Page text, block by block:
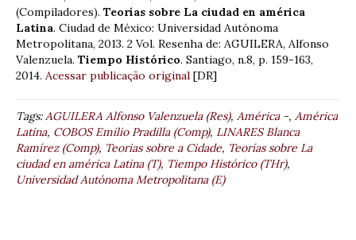
(Compiladores). Teorías sobre La ciudad en américa
Latina. Ciudad de México: Universidad Autónoma
Metropolitana, 2013. 2 Vol. Resenha de: AGUILERA, Alfonso
Valenzuela. Tiempo Histórico. Santiago, n.8, p. 159-163,
2014. Acessar publicação original [DR]
Tags:AGUILERA Alfonso Valenzuela (Res), América -, América
Latina, COBOS Emilio Pradilla (Comp), LINARES Blanca
Ramírez (Comp), Teorias sobre a Cidade, Teorías sobre La
ciudad en américa Latina (T), Tiempo Histórico (THr),
Universidad Autónoma Metropolitana (E)